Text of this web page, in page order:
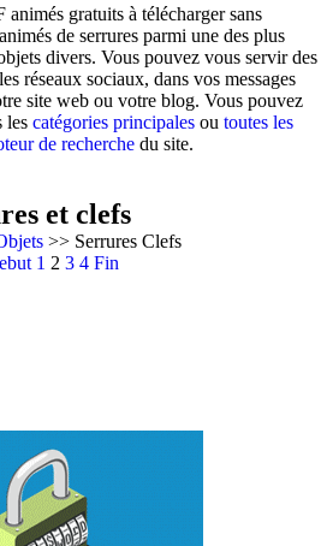
gratuits à télécharger sans
de serrures parmi une des plus
divers. Vous pouvez vous servir des
réseaux sociaux, dans vos messages
site web ou votre blog. Vous pouvez
les catégories principales ou toutes les
de recherche du site.
et clefs
>> Serrures Clefs
1 2 3 4 Fin